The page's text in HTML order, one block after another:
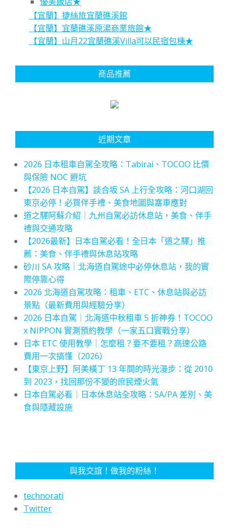
【宜蘭】捷絲旅宜蘭礁溪館
【宜蘭】宜蘭礁溪原湯商業旅館★
【宜蘭】山月22宜蘭礁溪Villa可以民宿包棟★
商品推薦
近期文章
2026 日本租車自駕全攻略：Tabirai、TOCOO 比價
與保險 NOC 避坑
【2026 日本自駕】談合坂 SA 上行全攻略：河口湖回
東京必停！必買伴手禮、美食地圖與塞車應對
道之驛阿蘇介紹｜九州自駕必訪休息站，美食、伴手
禮與交通攻略
【2026最新】日本自駕必看！全日本「道之驛」推
薦：美食、伴手禮與休息站攻略
砂川 SA 攻略｜北海道自駕途中必停休息站，我的實
際停靠心得
2026 北海道自駕攻略：租車、ETC、休息站與必訪
景點（最新費用與經驗分享）
2026 日本自駕｜北海道中秋租車 5 折神券！TOCOO
x NIPPON 實測預約教學（一家五口實戰分享）
日本 ETC 使用教學｜怎麼租？要不要租？高速公路
費用一次搞懂（2026）
【東京上野】阿美橫丁 13 年間的時光漫步：從 2010
到 2023，找回那份不變的庶民煙火氣
日本自駕必看｜日本休息站全攻略：SA/PA 差別、美
食與隱藏設施
與我交誼！做我的粉絲！
technorati
Twitter